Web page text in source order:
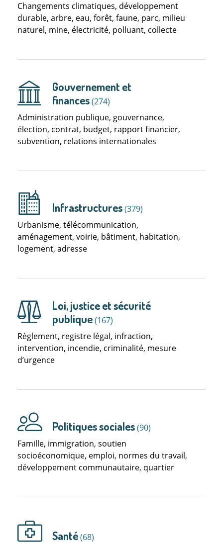
Changements climatiques, développement
durable, arbre, eau, forêt, faune, parc, milieu
naturel, mine, électricité, polluant, collecte
Gouvernement et
finances(274)
Administration publique, gouvernance,
élection, contrat, budget, rapport financier,
subvention, relations internationales
Infrastructures(379)
Urbanisme, télécommunication,
aménagement, voirie, bâtiment, habitation,
logement, adresse
Loi, justice et sécurité
publique(167)
Règlement, registre légal, infraction,
intervention, incendie, criminalité, mesure
d’urgence
Politiques sociales(90)
Famille, immigration, soutien
socioéconomique, emploi, normes du travail,
développement communautaire, quartier
Santé(68)